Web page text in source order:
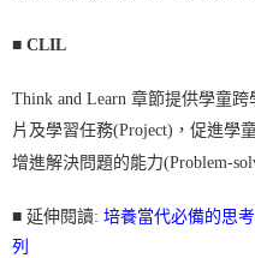
■ CLIL
Think and Learn 章節提供學童
片及學習任務(Project)，促進學
增進解決問題的能力(Problem-
■ 延伸閱讀: 培養當代必備的思
列